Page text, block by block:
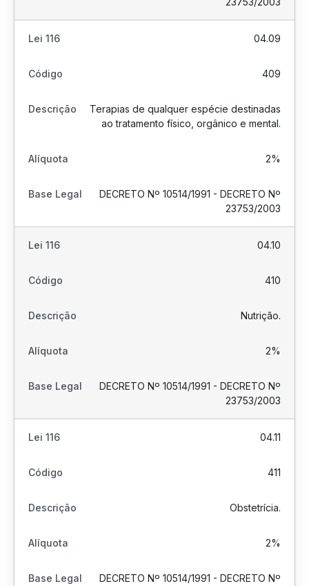
04.09
409
Terapias de qualquer espécie destinadas
ao tratamento físico, orgânico e mental.
2%
DECRETO Nº 10514/1991 - DECRETO Nº
23753/2003
04.10
410
Nutrição.
2%
DECRETO Nº 10514/1991 - DECRETO Nº
23753/2003
04.11
411
Obstetrícia.
2%
DECRETO Nº 10514/1991 - DECRETO Nº